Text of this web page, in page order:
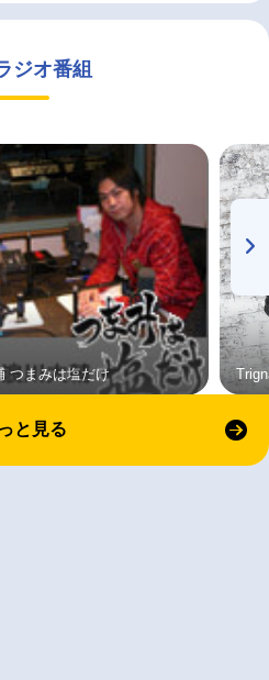
ジオ番組
つまみは塩だけ
と見る